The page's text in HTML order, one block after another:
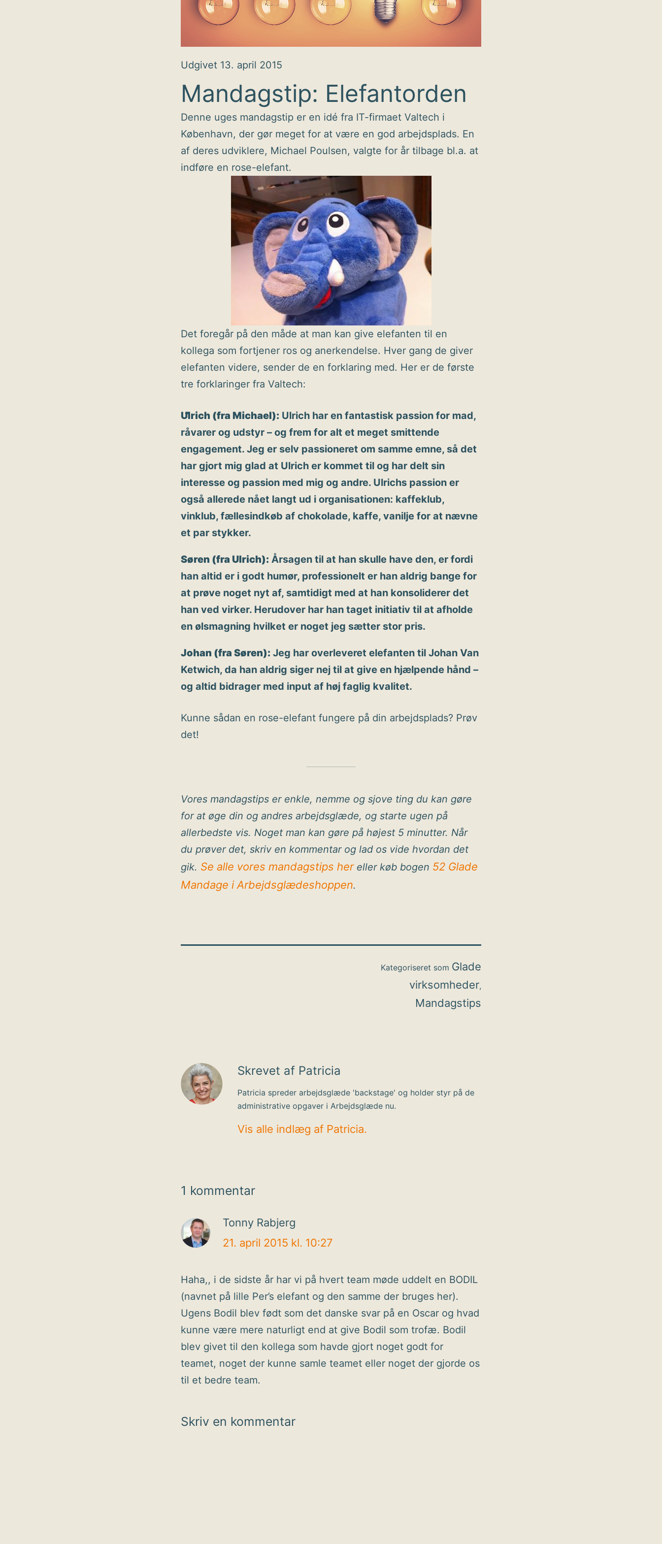
Udgivet 13. april 2015
Mandagstip: Elefantorden
Denne uges mandagstip er en idé fra IT-firmaet Valtech i
København, der gør meget for at være en god arbejdsplads. En
af deres udviklere, Michael Poulsen, valgte for år tilbage bl.a. at
indføre en rose-elefant.
Det foregår på den måde at man kan give elefanten til en
kollega som fortjener ros og anerkendelse. Hver gang de giver
elefanten videre, sender de en forklaring med. Her er de første
tre forklaringer fra Valtech:
Ulrich (fra Michael): Ulrich har en fantastisk passion for mad,
råvarer og udstyr – og frem for alt et meget smittende
engagement. Jeg er selv passioneret om samme emne, så det
har gjort mig glad at Ulrich er kommet til og har delt sin
interesse og passion med mig og andre. Ulrichs passion er
også allerede nået langt ud i organisationen: kaffeklub,
vinklub, fællesindkøb af chokolade, kaffe, vanilje for at nævne
et par stykker.
Søren (fra Ulrich): Årsagen til at han skulle have den, er fordi
han altid er i godt humør, professionelt er han aldrig bange for
at prøve noget nyt af, samtidigt med at han konsoliderer det
han ved virker. Herudover har han taget initiativ til at afholde
en ølsmagning hvilket er noget jeg sætter stor pris.
Johan (fra Søren): Jeg har overleveret elefanten til Johan Van
Ketwich, da han aldrig siger nej til at give en hjælpende hånd –
og altid bidrager med input af høj faglig kvalitet.
Kunne sådan en rose-elefant fungere på din arbejdsplads? Prøv
det!
Vores mandagstips er enkle, nemme og sjove ting du kan gøre
for at øge din og andres arbejdsglæde, og starte ugen på
allerbedste vis. Noget man kan gøre på højest 5 minutter. Når
du prøver det, skriv en kommentar og lad os vide hvordan det
gik. Se alle vores mandagstips hereller køb bogen 52 Glade
Mandage i Arbejdsglædeshoppen.
Kategoriseret som Glade
virksomheder,
Mandagstips
Skrevet af Patricia
Patricia spreder arbejdsglæde 'backstage' og holder styr på de
administrative opgaver i Arbejdsglæde nu.
Vis alle indlæg af Patricia.
1 kommentar
Tonny Rabjerg
21. april 2015 kl. 10:27
Haha,, i de sidste år har vi på hvert team møde uddelt en BODIL
(navnet på lille Per’s elefant og den samme der bruges her).
Ugens Bodil blev født som det danske svar på en Oscar og hvad
kunne være mere naturligt end at give Bodil som trofæ. Bodil
blev givet til den kollega som havde gjort noget godt for
teamet, noget der kunne samle teamet eller noget der gjorde os
til et bedre team.
Skriv en kommentar